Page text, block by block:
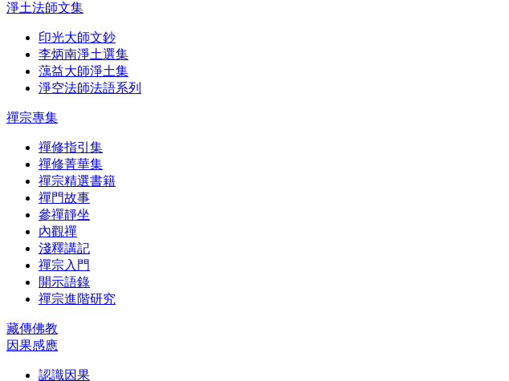
淨土法師文集
印光大師文鈔
李炳南淨土選集
蕅益大師淨土集
淨空法師法語系列
禪宗專集
禪修指引集
禪修菁華集
禪宗精選書籍
禪門故事
參禪靜坐
內觀禪
淺釋講記
禪宗入門
開示語錄
禪宗進階研究
藏傳佛教
因果感應
認識因果